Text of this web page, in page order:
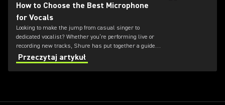
How to Choose the Best Microphone
for Vocals
Looking to make the jump from casual singer to
dedicated vocalist? Whether you’re performing live or
recording new tracks, Shure has put together a guide
to the best microphones for vocals.
Przeczytaj artykuł